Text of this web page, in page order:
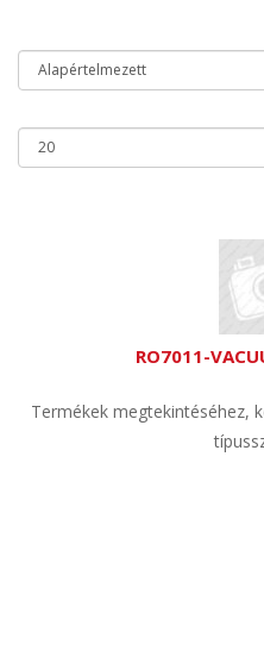
RO7011-
Termékek megtekintéséhez,